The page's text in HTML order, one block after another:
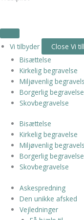
Vi tilbyder Close Vi
Bisættelse
Kirkelig begravelse
Miljøvenlig
Borgerlig begravelse
Skovbegravelse
Bisættelse
Kirkelig begravelse
Miljøvenlig
Borgerlig begravelse
Skovbegravelse
Askespredning
Den unikke afsked
Vejledninger